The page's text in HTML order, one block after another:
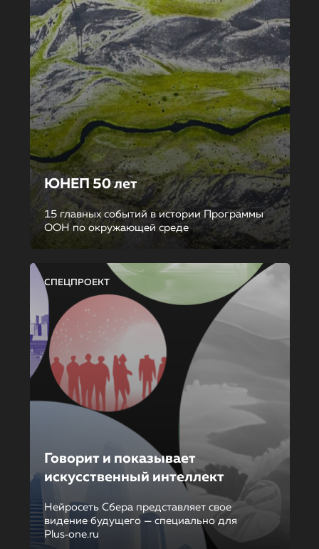
ЮНЕП 50 лет
15 главных событий в истории Программы
ООН по окружающей среде
СПЕЦПРОЕКТ
Говорит и показывает
искусственный интеллект
Нейросеть Сбера представляет свое
видение будущего — специально для
Plus‑one.ru